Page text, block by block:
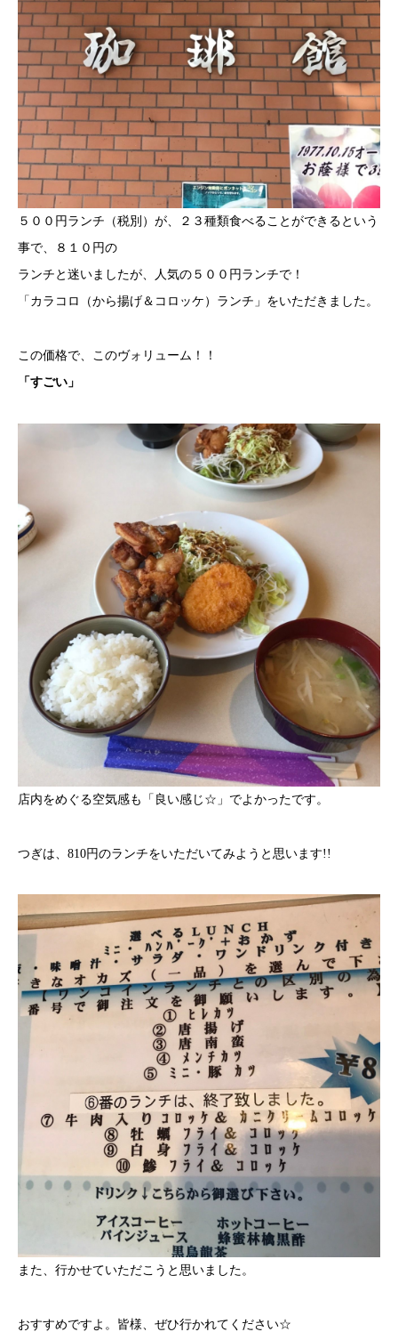
５００円ランチ（税別）が、２３種類食べることができるという
事で、８１０円の
ランチと迷いましたが、人気の５００円ランチで！
「カラコロ（から揚げ＆コロッケ）ランチ」をいただきました。
この価格で、このヴォリューム！！
「すごい」
店内をめぐる空気感も「良い感じ☆」でよかったです。
つぎは、810円のランチをいただいてみようと思います!!
また、行かせていただこうと思いました。
おすすめですよ。皆様、ぜひ行かれてください☆